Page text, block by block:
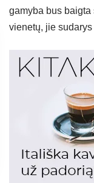
gamyba bus baigta
vienetų, jie